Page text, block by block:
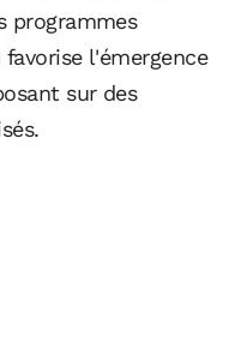
programmes
l'émergence
sur des